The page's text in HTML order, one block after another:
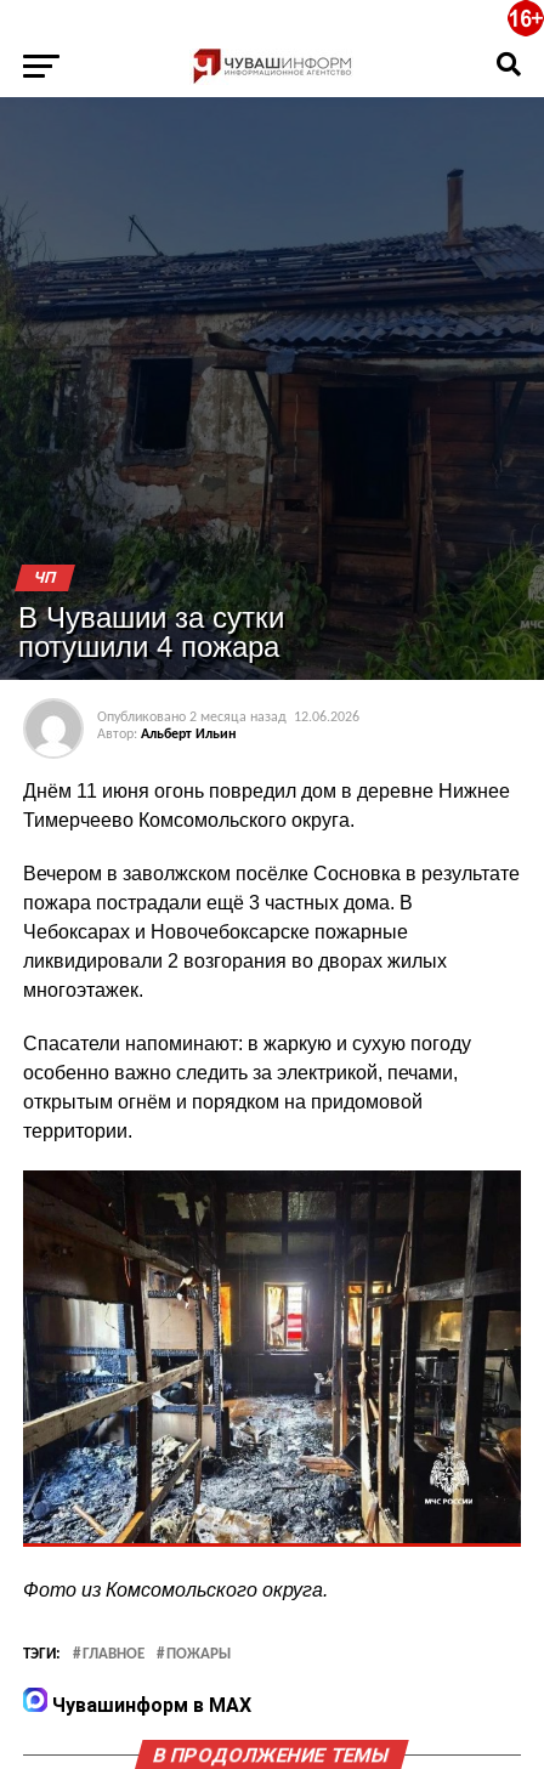
ЧП
В Чувашии за сутки
потушили 4 пожара
Опубликовано 2 месяца назад
12.06.2026
Автор: Альберт Ильин
Днём 11 июня огонь повредил дом в деревне Нижнее
Тимерчеево Комсомольского округа.
Вечером в заволжском посёлке Сосновка в результате
пожара пострадали ещё 3 частных дома. В
Чебоксарах и Новочебоксарске пожарные
ликвидировали 2 возгорания во дворах жилых
многоэтажек.
Спасатели напоминают: в жаркую и сухую погоду
особенно важно следить за электрикой, печами,
открытым огнём и порядком на придомовой
территории.
Фото из Комсомольского округа.
ТЭГИ: ГЛАВНОЕ ПОЖАРЫ
Чувашинформ в MAX
В ПРОДОЛЖЕНИЕ ТЕМЫ